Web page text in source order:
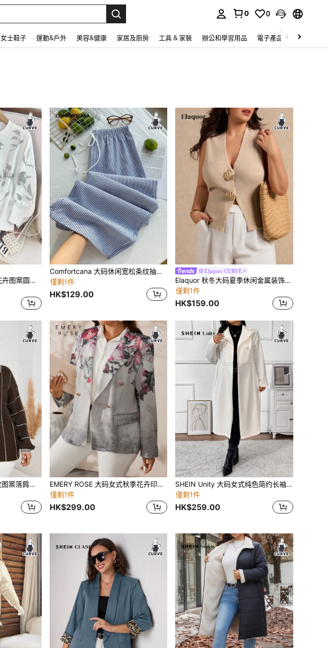
0 0
女士鞋子 運動&戶外 美容&健康 家居及廚房 工具 & 家裝 辦公和學習用品 電子產品 玩具
Modelyn 大码女式水钻花卉图案圆领长袖休闲套头衫，秋季
Comfortcana 大码休闲宽松条纹抽绳腰裤
僅剩1件
HK$129.00
Elaquor CURVE
Elaquor 秋冬大码夏季休闲金属装饰针织背心
僅剩1件
HK$159.00
SHEIN LUNE 加大码条纹图案落肩针织套头衫秋冬毛衣
EMERY ROSE 大码女式秋季花卉印花缺口领长袖金属双排扣优雅西装外套
僅剩1件
HK$299.00
SHEIN Unity 大码女式纯色简约长袖针织外套，休闲装
僅剩1件
HK$259.00